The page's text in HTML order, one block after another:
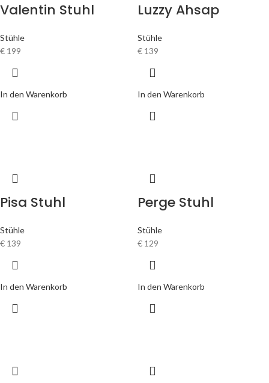
Valentin Stuhl
Stühle
€ 199
In den Warenkorb
Luzzy Ahsap
Stühle
€ 139
In den Warenkorb
Pisa Stuhl
Stühle
€ 139
In den Warenkorb
Perge Stuhl
Stühle
€ 129
In den Warenkorb